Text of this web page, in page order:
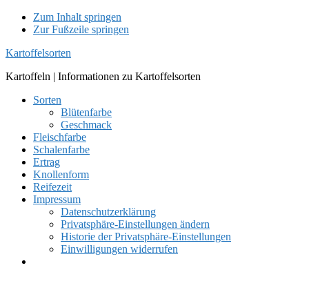
Zum Inhalt springen
Zur Fußzeile springen
Kartoffelsorten
Kartoffeln | Informationen zu Kartoffelsorten
Sorten
Blütenfarbe
Geschmack
Fleischfarbe
Schalenfarbe
Ertrag
Knollenform
Reifezeit
Impressum
Datenschutzerklärung
Privatsphäre-Einstellungen ändern
Historie der Privatsphäre-Einstellungen
Einwilligungen widerrufen